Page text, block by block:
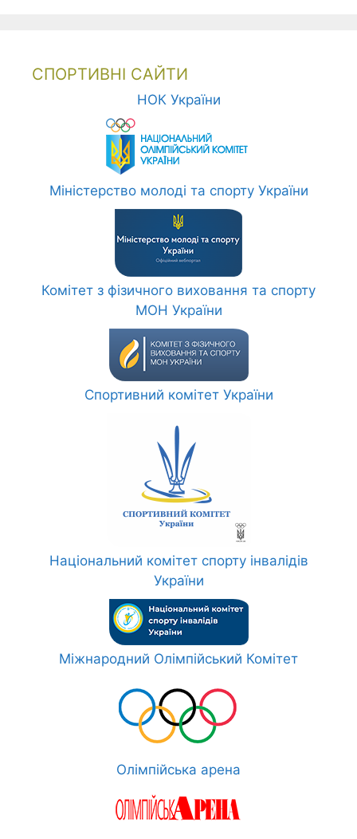
СПОРТИВНІ САЙТИ
НОК України
Міністерство молоді та спорту України
Комітет з фізичного виховання та спорту
МОН України
Спортивний комітет України
Національний комітет спорту інвалідів
України
Міжнародний Олімпійський Комітет
Олімпійська арена